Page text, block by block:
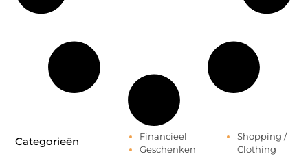
Categorieën
Financieel
Geschenken
Shopping /
Clothing